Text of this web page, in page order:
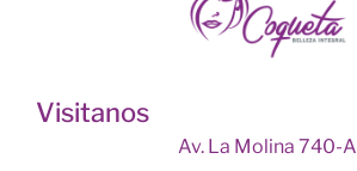
Visitanos
Av. La Molina 740-A